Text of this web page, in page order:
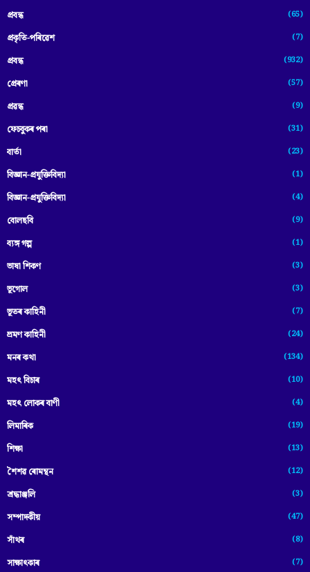
প্রবন্ধ (65)
প্ৰকৃতি-পৰিৱেশ (7)
প্ৰবন্ধ (932)
প্ৰেৰণা (57)
প্ৰৱন্ধ (9)
ফেচবুকৰ পৰা (31)
বাৰ্তা (23)
বিজ্ঞান-প্রযুক্তিবিদ্যা (1)
বিজ্ঞান-প্ৰযুক্তিবিদ্যা (4)
বোলছবি (9)
ব্যঙ্গ গল্প (1)
ভাষা শিকণ (3)
ভূগোল (3)
ভূতৰ কাহিনী (7)
ভ্ৰমণ কাহিনী (24)
মনৰ কথা (134)
মহৎ বিচাৰ (10)
মহৎ লোকৰ বাণী (4)
লিমাৰিক (19)
শিক্ষা (13)
শৈশৱ ৰোমন্থন (12)
শ্ৰদ্ধাঞ্জলি (3)
সম্পাদকীয় (47)
সাঁথৰ (8)
সাক্ষাৎকাৰ (7)